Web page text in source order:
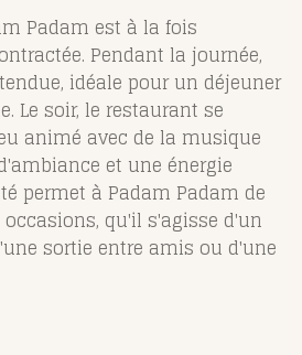
Padam est à la fois
Pendant la journée,
idéale pour un déjeuner
Le soir, le restaurant se
animé avec de la musique
et une énergie
permet à Padam Padam de
qu'il s'agisse d'un
sortie entre amis ou d'une